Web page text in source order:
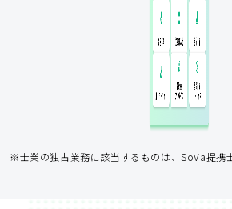
従業員入社
補助金
アドバイス
※士業の独占業務に該当するものは、SoVa提携